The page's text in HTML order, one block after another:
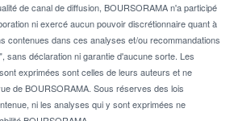
de canal de diffusion, BOURSORAMA n'a participé
ni exercé aucun pouvoir discrétionnaire quant à
contenues dans ces analyses et/ou recommandations
sans déclaration ni garantie d'aucune sorte. Les
exprimées sont celles de leurs auteurs et ne
de BOURSORAMA. Sous réserves des lois
ni les analyses qui y sont exprimées ne